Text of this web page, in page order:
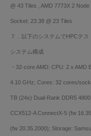
@ 43 Tiles , AMD 7773X 2
Socket: 23.38 @ 23 Tiles
７．以下のシステムでHPCテ
システム構成
・32-core AMD: CPU: 2 x
4.10 GHz; Cores: 32 cores/
TB (24x) Dual-Rank DDR5
CCX512-A ConnectX-5 (fw
(fw 20.35.2000); Storage: